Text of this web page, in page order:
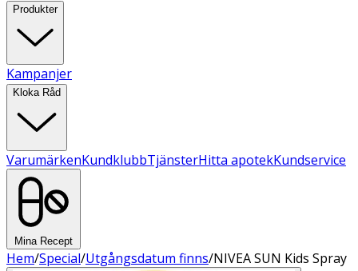
Produkter
Kampanjer
Kloka Råd
VarumärkenKundklubbTjänsterHitta apotekKundservice
Mina Recept
Hem/Special/Utgångsdatum finns/NIVEA SUN Kids Spray